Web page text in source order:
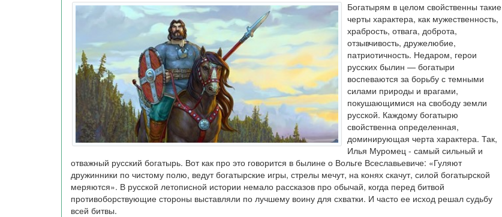
Богатырям в целом свойственны такие
черты характера, как мужественность,
храбрость, отвага, доброта,
отзывчивость, дружелюбие,
патриотичность. Недаром, герои
русских былин — богатыри
воспеваются за борьбу с темными
силами природы и врагами,
покушающимися на свободу земли
русской. Каждому богатырю
свойственна определенная,
доминирующая черта характера. Так,
Илья Муромец - самый сильный и
отважный русский богатырь. Вот как про это говорится в былине о Вольге Всеславьевиче: «Гуляют
дружинники по чистому полю, ведут богатырские игры, стрелы мечут, на конях скачут, силой богатырской
меряются». В русской летописной истории немало рассказов про обычай, когда перед битвой
противоборствующие стороны выставляли по лучшему воину для схватки. И часто ее исход решал судьбу
всей битвы.